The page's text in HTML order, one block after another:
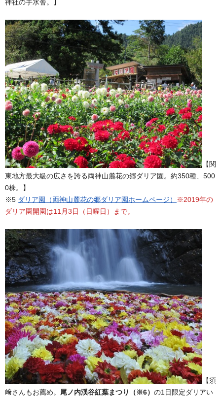
神社の手水舎。】
【関
東地方最大級の広さを誇る両神山麓花の郷ダリア園。約350種、500
0株。】
※5 ダリア園（両神山麓花の郷ダリア園ホームページ）
※2019年の
ダリア園開園は11月3日（日曜日）まで。
【須
﨑さんもお薦め。 尾ノ内渓谷紅葉まつり（※6） の1日限定ダリアい